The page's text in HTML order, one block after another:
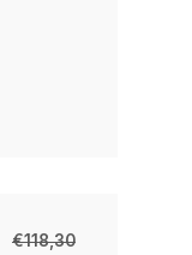
€118,30